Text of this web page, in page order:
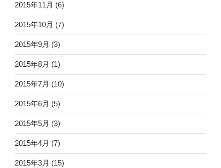
2015年11月 (6)
2015年10月 (7)
2015年9月 (3)
2015年8月 (1)
2015年7月 (10)
2015年6月 (5)
2015年5月 (3)
2015年4月 (7)
2015年3月 (15)